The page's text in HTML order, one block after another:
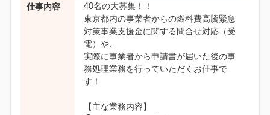
仕事内容
40名の大募集！！
東京都内の事業者からの燃料費高騰緊急
対策事業支援金に関する問合せ対応（受
電）や、
実際に事業者から申請書が届いた後の事
務処理業務を行っていただくお仕事で
す！
【主な業務内容】